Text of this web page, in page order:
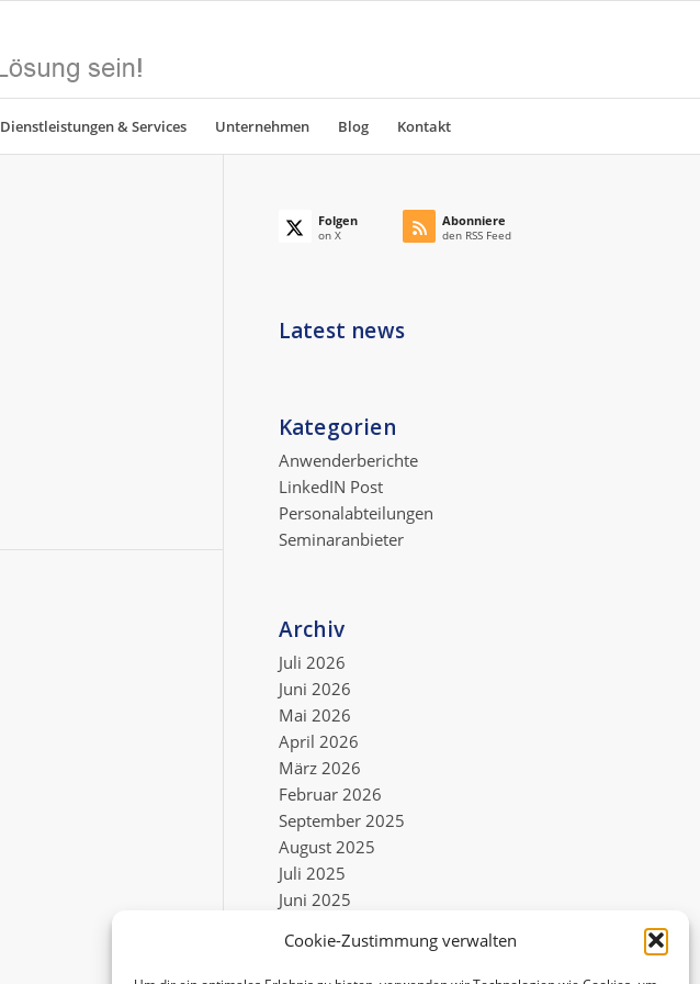
Cookie-Zustimmung verwalten
Dienstleistungen & Services Unternehmen Blog Kontakt
Folgen
on X
Abonniere
den RSS Feed
Latest news
Kategorien
Anwenderberichte
LinkedIN Post
Personalabteilungen
Seminaranbieter
Archiv
Juli 2026
Juni 2026
Mai 2026
April 2026
März 2026
Februar 2026
September 2025
August 2025
Juli 2025
Juni 2025
Mai 2022
Dezember 2021